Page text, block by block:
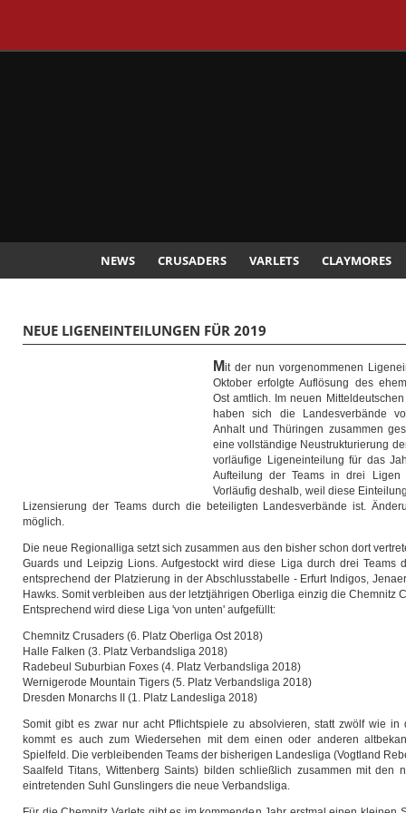
NEWS CRUSADERS VARLETS CLAYMORES
NEUE LIGENEINTEILUNGEN FÜR 2019
Mit der nun vorgenommenen
Oktober erfolgte Auflösung des
Ost amtlich. Im neuen
haben sich die Landesverbände
Anhalt und Thüringen zusammen
eine vollständige Neustrukturierung
vorläufige Ligeneinteilung für das
Aufteilung der Teams in drei
Vorläufig deshalb, weil diese
Lizensierung der Teams durch die beteiligten Landesverbände ist.
möglich.
Die neue Regionalliga setzt sich zusammen aus den bisher schon dort
Guards und Leipzig Lions. Aufgestockt wird diese Liga durch drei Teams
entsprechend der Platzierung in der Abschlusstabelle - Erfurt Indigos,
Hawks. Somit verbleiben aus der letztjährigen Oberliga einzig die Chemnitz
Entsprechend wird diese Liga 'von unten' aufgefüllt:
Chemnitz Crusaders (6. Platz Oberliga Ost 2018)
Halle Falken (3. Platz Verbandsliga 2018)
Radebeul Suburbian Foxes (4. Platz Verbandsliga 2018)
Wernigerode Mountain Tigers (5. Platz Verbandsliga 2018)
Dresden Monarchs II (1. Platz Landesliga 2018)
Somit gibt es zwar nur acht Pflichtspiele zu absolvieren, statt zwölf wie in
kommt es auch zum Wiedersehen mit dem einen oder anderen
Spielfeld. Die verbleibenden Teams der bisherigen Landesliga (Vogtland
Saalfeld Titans, Wittenberg Saints) bilden schließlich zusammen mit den
eintretenden Suhl Gunslingers die neue Verbandsliga.